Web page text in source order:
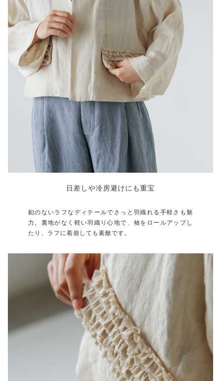
日差しや冷房避けにも重宝
釦のないラフなディテールでさっと羽織れる手軽さも魅
力。裏地がなく軽い羽織り心地で、袖をロールアップし
たり、ラフに着崩しても素敵です。